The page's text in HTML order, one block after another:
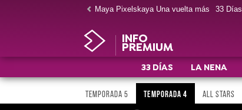
Maya Pixelskaya Una vuelta más 33 Días
INFO
PREMIUM
33 DÍAS LA NENA
TEMPORADA 5 TEMPORADA 4 ALL STARS